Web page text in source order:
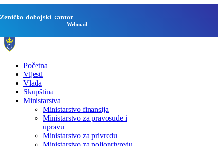
Zeničko-dobojski kanton
Webmail
Početna
Vijesti
Vlada
Skupština
Ministarstva
Ministarstvo finansija
Ministarstvo za pravosuđe i
upravu
Ministarstvo za privredu
Ministarstvo za poljoprivredu,